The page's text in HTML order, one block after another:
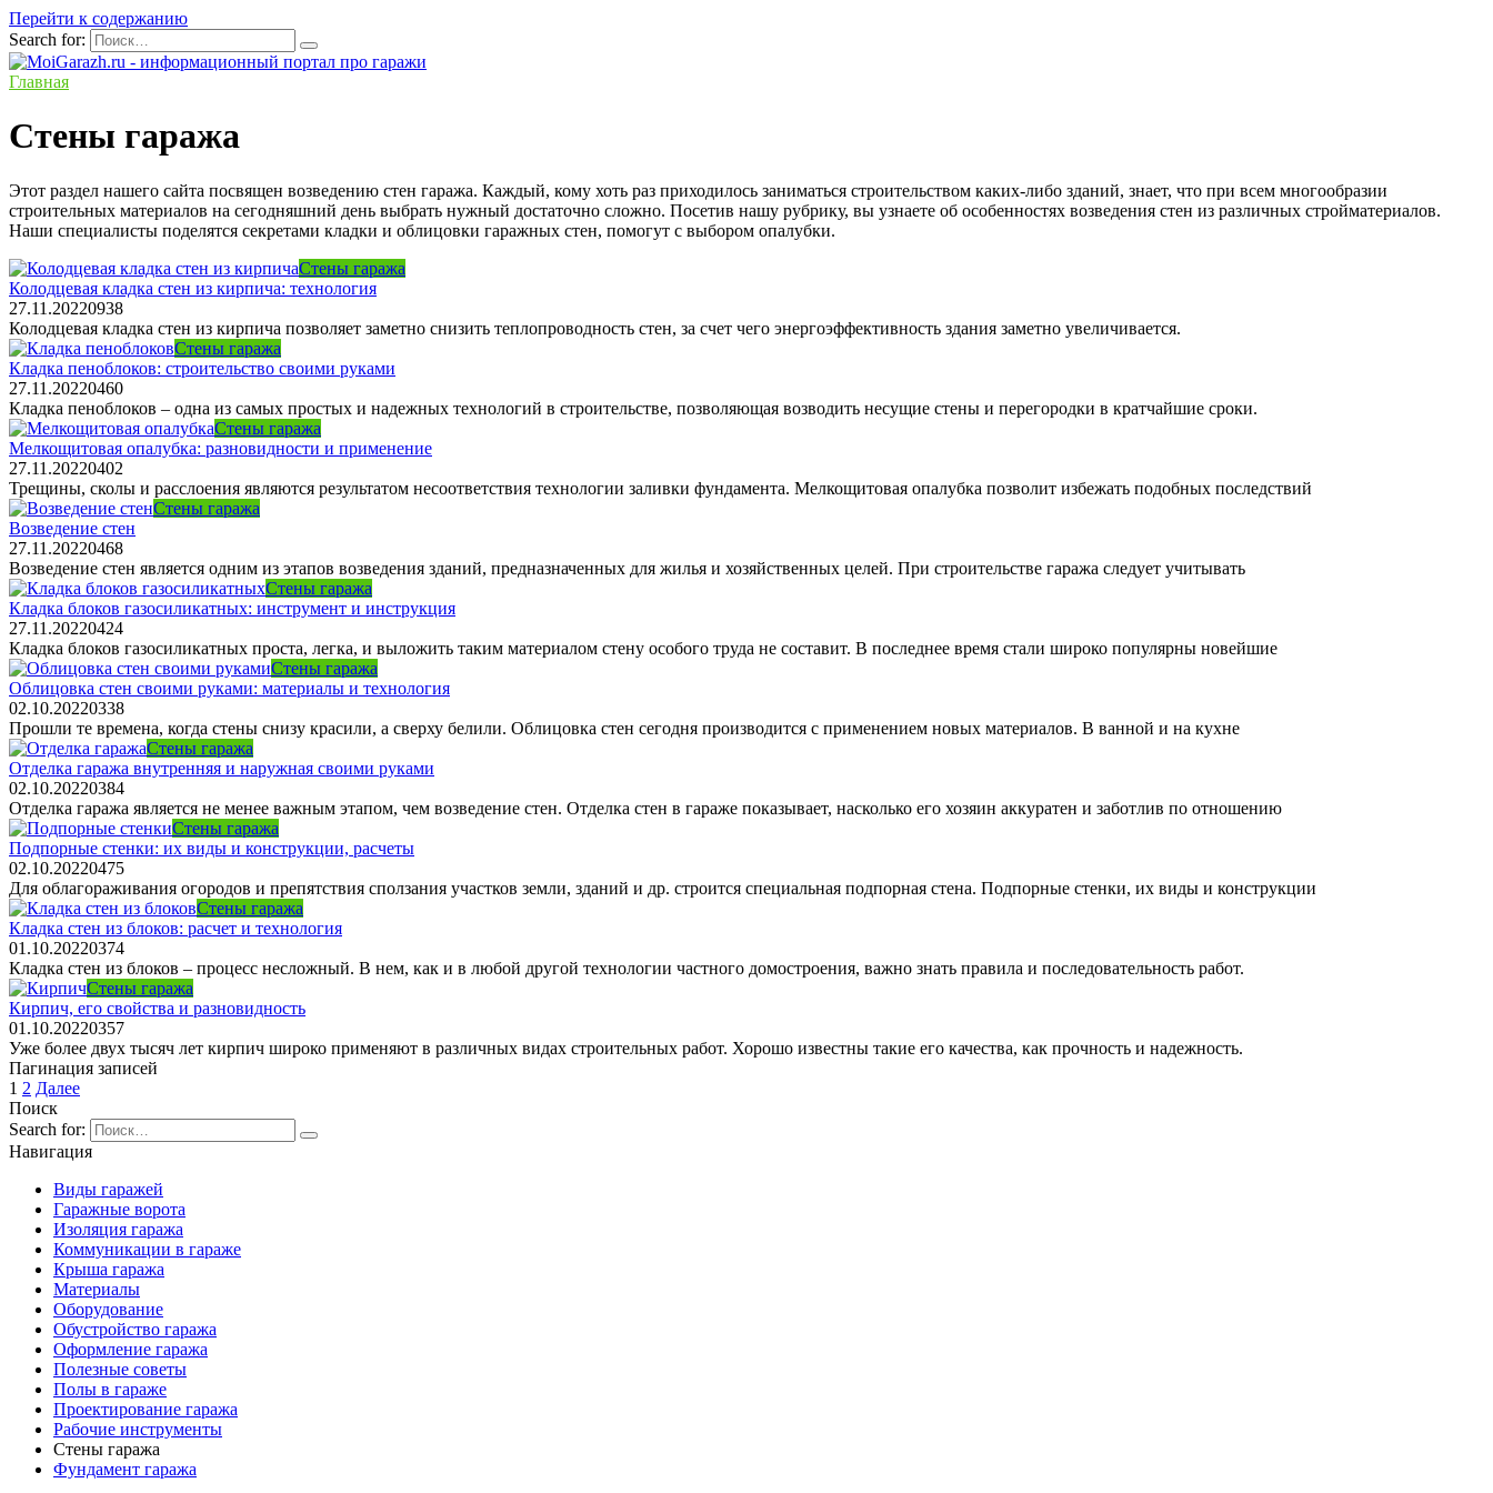
Перейти к содержанию
Search for:
Главная
Стены гаража
Этот раздел нашего сайта посвящен возведению стен гаража. Каждый, кому хоть раз приходилось заниматься строительством каких-либо зданий, знает, что при всем многообразии
строительных материалов на сегодняшний день выбрать нужный достаточно сложно. Посетив нашу рубрику, вы узнаете об особенностях возведения стен из различных стройматериалов.
Наши специалисты поделятся секретами кладки и облицовки гаражных стен, помогут с выбором опалубки.
Стены гаража
Колодцевая кладка стен из кирпича: технология
27.11.20220938
Колодцевая кладка стен из кирпича позволяет заметно снизить теплопроводность стен, за счет чего энергоэффективность здания заметно увеличивается.
Стены гаража
Кладка пеноблоков: строительство своими руками
27.11.20220460
Кладка пеноблоков – одна из самых простых и надежных технологий в строительстве, позволяющая возводить несущие стены и перегородки в кратчайшие сроки.
Стены гаража
Мелкощитовая опалубка: разновидности и применение
27.11.20220402
Трещины, сколы и расслоения являются результатом несоответствия технологии заливки фундамента. Мелкощитовая опалубка позволит избежать подобных последствий
Стены гаража
Возведение стен
27.11.20220468
Возведение стен является одним из этапов возведения зданий, предназначенных для жилья и хозяйственных целей. При строительстве гаража следует учитывать
Стены гаража
Кладка блоков газосиликатных: инструмент и инструкция
27.11.20220424
Кладка блоков газосиликатных проста, легка, и выложить таким материалом стену особого труда не составит. В последнее время стали широко популярны новейшие
Стены гаража
Облицовка стен своими руками: материалы и технология
02.10.20220338
Прошли те времена, когда стены снизу красили, а сверху белили. Облицовка стен сегодня производится с применением новых материалов. В ванной и на кухне
Стены гаража
Отделка гаража внутренняя и наружная своими руками
02.10.20220384
Отделка гаража является не менее важным этапом, чем возведение стен. Отделка стен в гараже показывает, насколько его хозяин аккуратен и заботлив по отношению
Стены гаража
Подпорные стенки: их виды и конструкции, расчеты
02.10.20220475
Для облагораживания огородов и препятствия сползания участков земли, зданий и др. строится специальная подпорная стена. Подпорные стенки, их виды и конструкции
Стены гаража
Кладка стен из блоков: расчет и технология
01.10.20220374
Кладка стен из блоков – процесс несложный. В нем, как и в любой другой технологии частного домостроения, важно знать правила и последовательность работ.
Стены гаража
Кирпич, его свойства и разновидность
01.10.20220357
Уже более двух тысяч лет кирпич широко применяют в различных видах строительных работ. Хорошо известны такие его качества, как прочность и надежность.
Пагинация записей
1 2 Далее
Поиск
Search for:
Навигация
Виды гаражей
Гаражные ворота
Изоляция гаража
Коммуникации в гараже
Крыша гаража
Материалы
Оборудование
Обустройство гаража
Оформление гаража
Полезные советы
Полы в гараже
Проектирование гаража
Рабочие инструменты
Стены гаража
Фундамент гаража